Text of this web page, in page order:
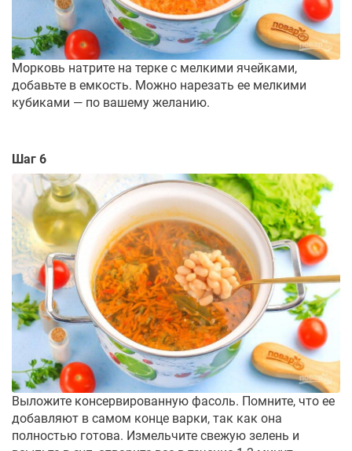
Морковь натрите на терке с мелкими ячейками,
добавьте в емкость. Можно нарезать ее мелкими
кубиками — по вашему желанию.
Шаг 6
Выложите консервированную фасоль. Помните, что ее
добавляют в самом конце варки, так как она
полностью готова. Измельчите свежую зелень и